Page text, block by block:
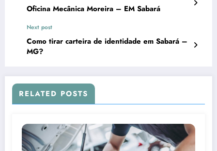
Oficina Mecânica Moreira – EM Sabará
Next post
Como tirar carteira de identidade em Sabará –
MG?
RELATED POSTS